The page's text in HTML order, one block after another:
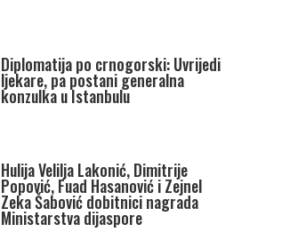
Diplomatija po crnogorski: Uvrijedi
ljekare, pa postani generalna
konzulka u Istanbulu
Hulija Velilja Lakonić, Dimitrije
Popović, Fuad Hasanović i Zejnel
Zeka Šabović dobitnici nagrada
Ministarstva dijaspore